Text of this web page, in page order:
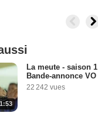
1:53
La meute - saison 1
Bande-annonce VO
22 242 vues